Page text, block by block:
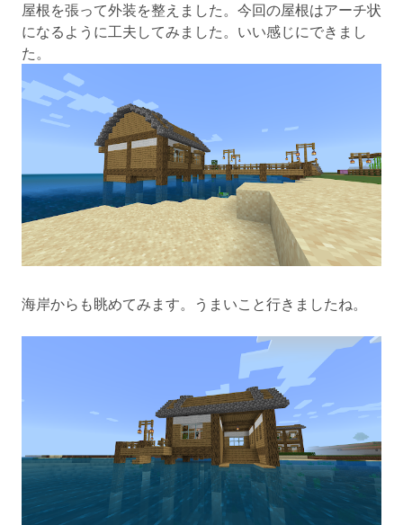
屋根を張って外装を整えました。今回の屋根はアーチ状
になるように工夫してみました。いい感じにできまし
た。
海岸からも眺めてみます。うまいこと行きましたね。